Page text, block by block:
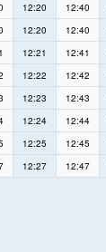
12:20 12:40
12:20 12:40
12:21 12:41
12:22 12:42
12:23 12:43
12:24 12:44
12:25 12:45
12:27 12:47